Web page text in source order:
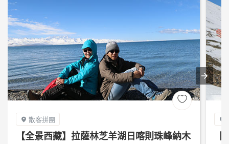

 散客拼團
【全景西藏】拉薩林芝羊湖日喀則珠峰納木
